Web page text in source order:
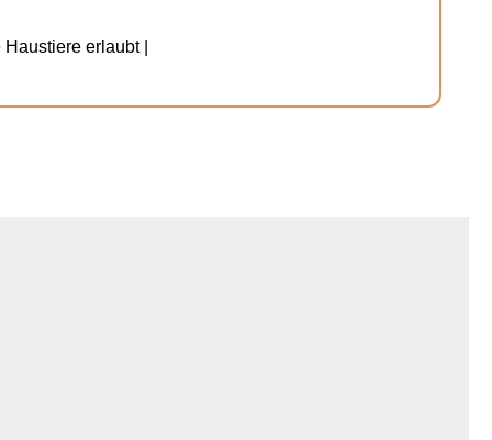
erlaubt |